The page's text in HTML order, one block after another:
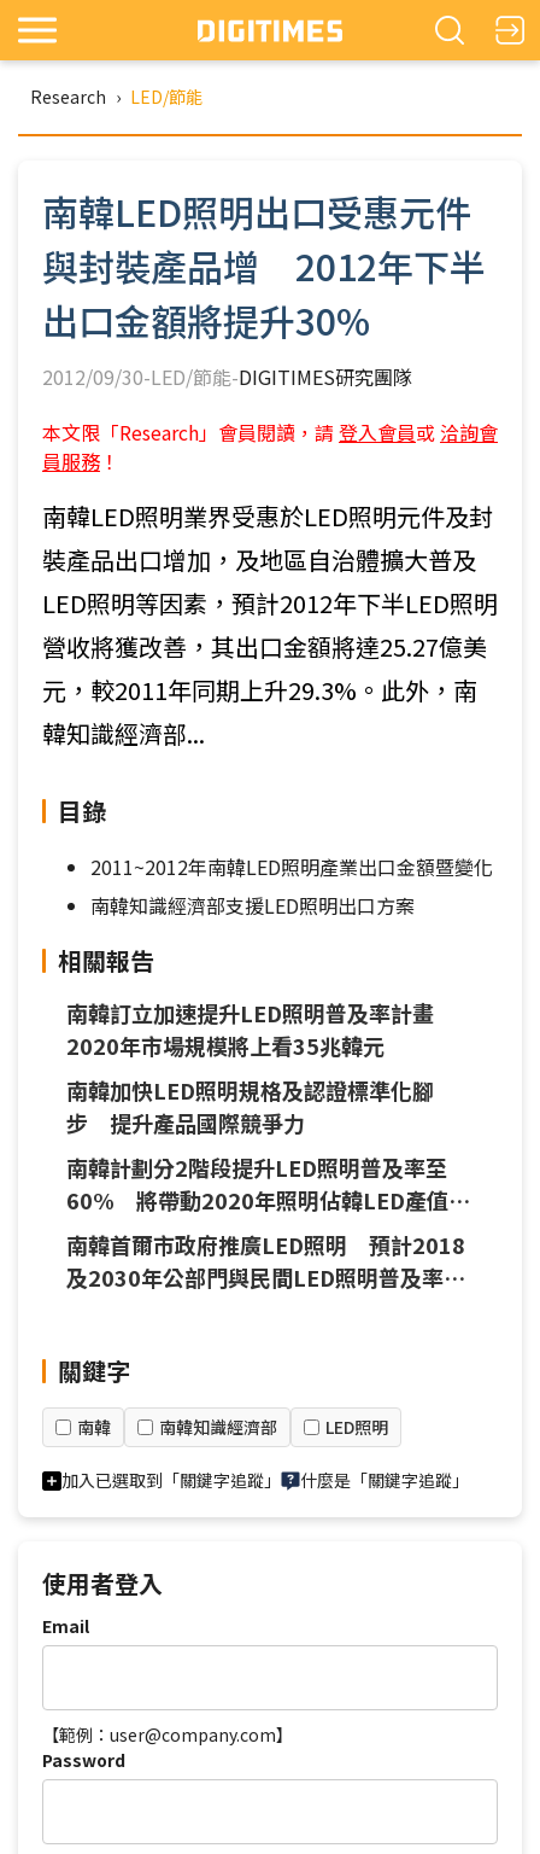
Research › LED/節能
南韓LED照明出口受惠元件
與封裝產品增 2012年下半
出口金額將提升30%
2012/09/30-LED/節能-DIGITIMES研究團隊
本文限「Research」會員閱讀，請 登入會員或 洽詢會
員服務 ！
南韓LED照明業界受惠於LED照明元件及封
裝產品出口增加，及地區自治體擴大普及
LED照明等因素，預計2012年下半LED照明
營收將獲改善，其出口金額將達25.27億美
元，較2011年同期上升29.3%。此外，南
韓知識經濟部...
目錄
2011~2012年南韓LED照明產業出口金額暨變化
南韓知識經濟部支援LED照明出口方案
相關報告
南韓訂立加速提升LED照明普及率計畫
2020年市場規模將上看35兆韓元
南韓加快LED照明規格及認證標準化腳
步 提升產品國際競爭力
南韓計劃分2階段提升LED照明普及率至
60% 將帶動2020年照明佔韓LED產值比
重逾4成
南韓首爾市政府推廣LED照明 預計2018
及2030年公部門與民間LED照明普及率分
關鍵字
南韓 南韓知識經濟部 LED照明
加入已選取到「關鍵字追蹤」 什麼是「關鍵字追蹤」
使用者登入
Email
【範例：user@company.com】
Password